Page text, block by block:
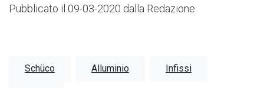
Pubblicato il 09-03-2020 dalla Redazione
Schüco Alluminio Infissi